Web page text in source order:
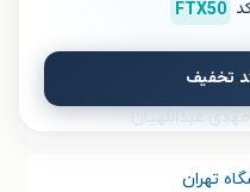
خیرآبادی
میرقائد
مهدی عبداللهیان
تهران
FTX50
تخفیف